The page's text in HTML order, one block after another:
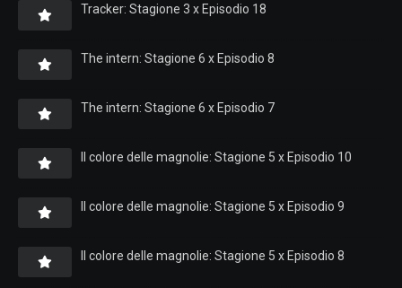
Tracker: Stagione 3 x Episodio 18
The intern: Stagione 6 x Episodio 8
The intern: Stagione 6 x Episodio 7
Il colore delle magnolie: Stagione 5 x Episodio 10
Il colore delle magnolie: Stagione 5 x Episodio 9
Il colore delle magnolie: Stagione 5 x Episodio 8